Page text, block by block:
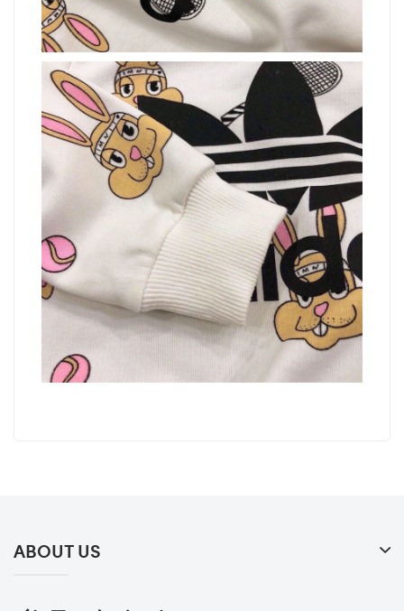
ABOUT US